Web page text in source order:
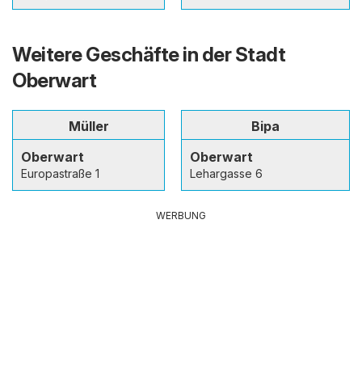
Weitere Geschäfte in der Stadt
Oberwart
Müller
Oberwart
Europastraße 1
Bipa
Oberwart
Lehargasse 6
WERBUNG